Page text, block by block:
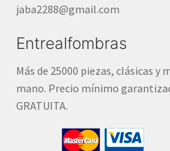
jaba2288@gmail.com
Entrealfombras
Más de 25000 piezas, clásicas y
mano. Precio mínimo
GRATUITA.